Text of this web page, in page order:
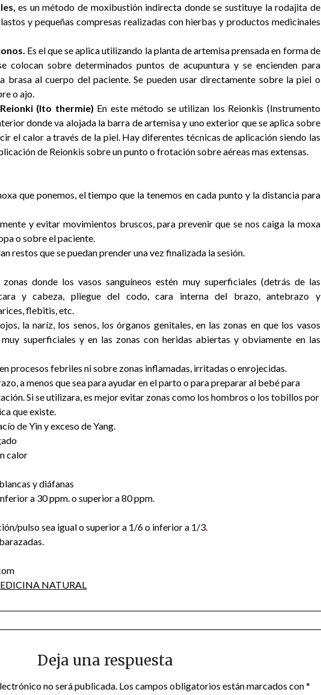
es un método de moxibustión indirecta donde se sustituye la rodajita de
y pequeñas compresas realizadas con hierbas y productos medicinales
Es el que se aplica utilizando la planta de artemisa prensada en forma de
colocan sobre determinados puntos de acupuntura y se encienden para
brasa al cuerpo del paciente. Se pueden usar directamente sobre la piel o
o ajo.
(Ito thermie) En este método se utilizan los Reionkis (Instrumento
donde va alojada la barra de artemisa y uno exterior que se aplica sobre
el calor a través de la piel. Hay diferentes técnicas de aplicación siendo las
de Reionkis sobre un punto o frotación sobre aéreas mas extensas.
que ponemos, el tiempo que la tenemos en cada punto y la distancia para
y evitar movimientos bruscos, para prevenir que se nos caiga la moxa
o sobre el paciente.
restos que se puedan prender una vez finalizada la sesión.
zonas donde los vasos sanguíneos estén muy superficiales (detrás de las
y cabeza, pliegue del codo, cara interna del brazo, antebrazo y
flebitis, etc.
la naríz, los senos, los órganos genitales, en las zonas en que los vasos
muy superficiales y en las zonas con heridas abiertas y obviamente en las
en procesos febriles ni sobre zonas inflamadas, irritadas o enrojecidas.
a menos que sea para ayudar en el parto o para preparar al bebé para
Si se utilizara, es mejor evitar zonas como los hombros o los tobillos por
que existe.
de Yin y exceso de Yang.
calor
y diáfanas
a 30 ppm. o superior a 80 ppm.
pulso sea igual o superior a 1/6 o inferior a 1/3.
NATURAL
Deja una respuesta
no será publicada. Los campos obligatorios están marcados con*